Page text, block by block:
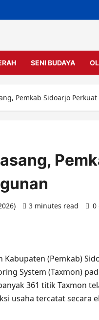
SENI BUDAYA
Pemkab Sidoarjo
3 minutes read 0
Kabupaten (Pemkab)
System (Taxmon)
361 titik
usaha tercatat